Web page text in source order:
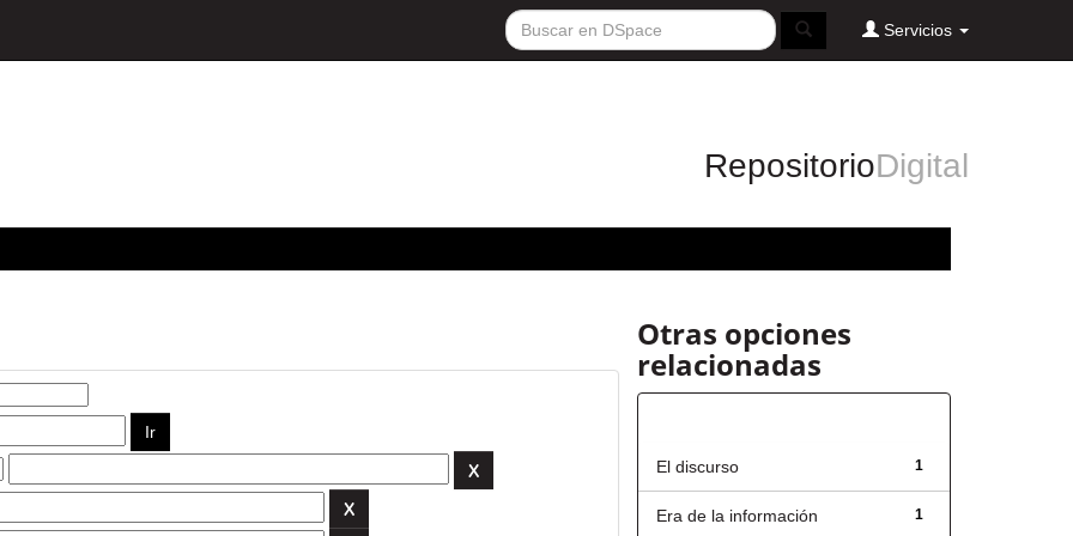
Servicios
RepositorioDigital
Otras opciones
relacionadas
1
El discurso
1
Era de la información